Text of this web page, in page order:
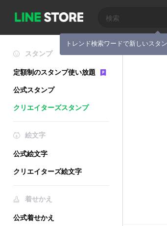
トレンド検索ワードで新しいスタ
スタンプ
定額制のスタンプ使い放題
公式スタンプ
クリエイターズスタンプ
絵文字
公式絵文字
クリエイターズ絵文字
着せかえ
公式着せかえ